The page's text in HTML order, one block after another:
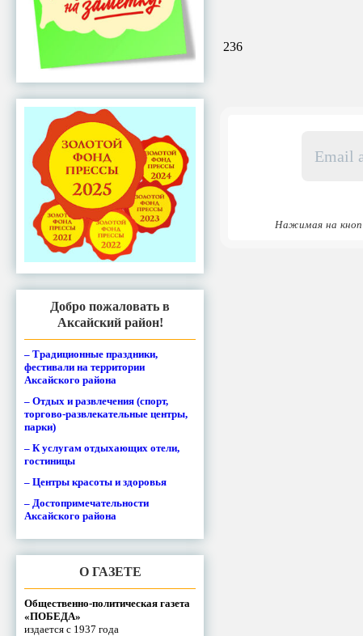
Добро пожаловать в
Аксайский район!
– Традиционные праздники,
фестивали на территории
Аксайского района
– Отдых и развлечения (спорт,
торгово-развлекательные центры,
парки)
– К услугам отдыхающих отели,
гостиницы
– Центры красоты и здоровья
– Достопримечательности
Аксайского района
О ГАЗЕТЕ
Общественно-политическая газета
«ПОБЕДА»
издается с 1937 года
236
адрес
Нажимая на